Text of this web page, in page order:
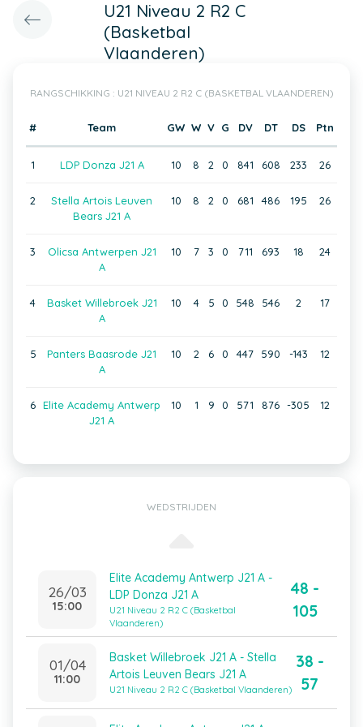
U21 Niveau 2 R2 C
(Basketbal
Vlaanderen)
RANGSCHIKKING : U21 NIVEAU 2 R2 C (BASKETBAL VLAANDEREN)
# Team GW W V G DV DT DS Ptn
1 LDP Donza J21 A 10 8 2 0 841 608 233 26
2
Stella Artois Leuven
Bears J21 A
10 8 2 0 681 486 195 26
3
Olicsa Antwerpen J21
A
10 7 3 0 711 693 18 24
4
Basket Willebroek J21
A
10 4 5 0 548 546 2 17
5
Panters Baasrode J21
A
10 2 6 0 447 590 -143 12
6 Elite Academy Antwerp
J21 A
10 1 9 0 571 876 -305 12
WEDSTRIJDEN
26/03
15:00
Elite Academy Antwerp J21 A -
LDP Donza J21 A
U21 Niveau 2 R2 C (Basketbal
Vlaanderen)
48 -
105
01/04
11:00
Basket Willebroek J21 A - Stella
Artois Leuven Bears J21 A
U21 Niveau 2 R2 C (Basketbal Vlaanderen)
38 -
57